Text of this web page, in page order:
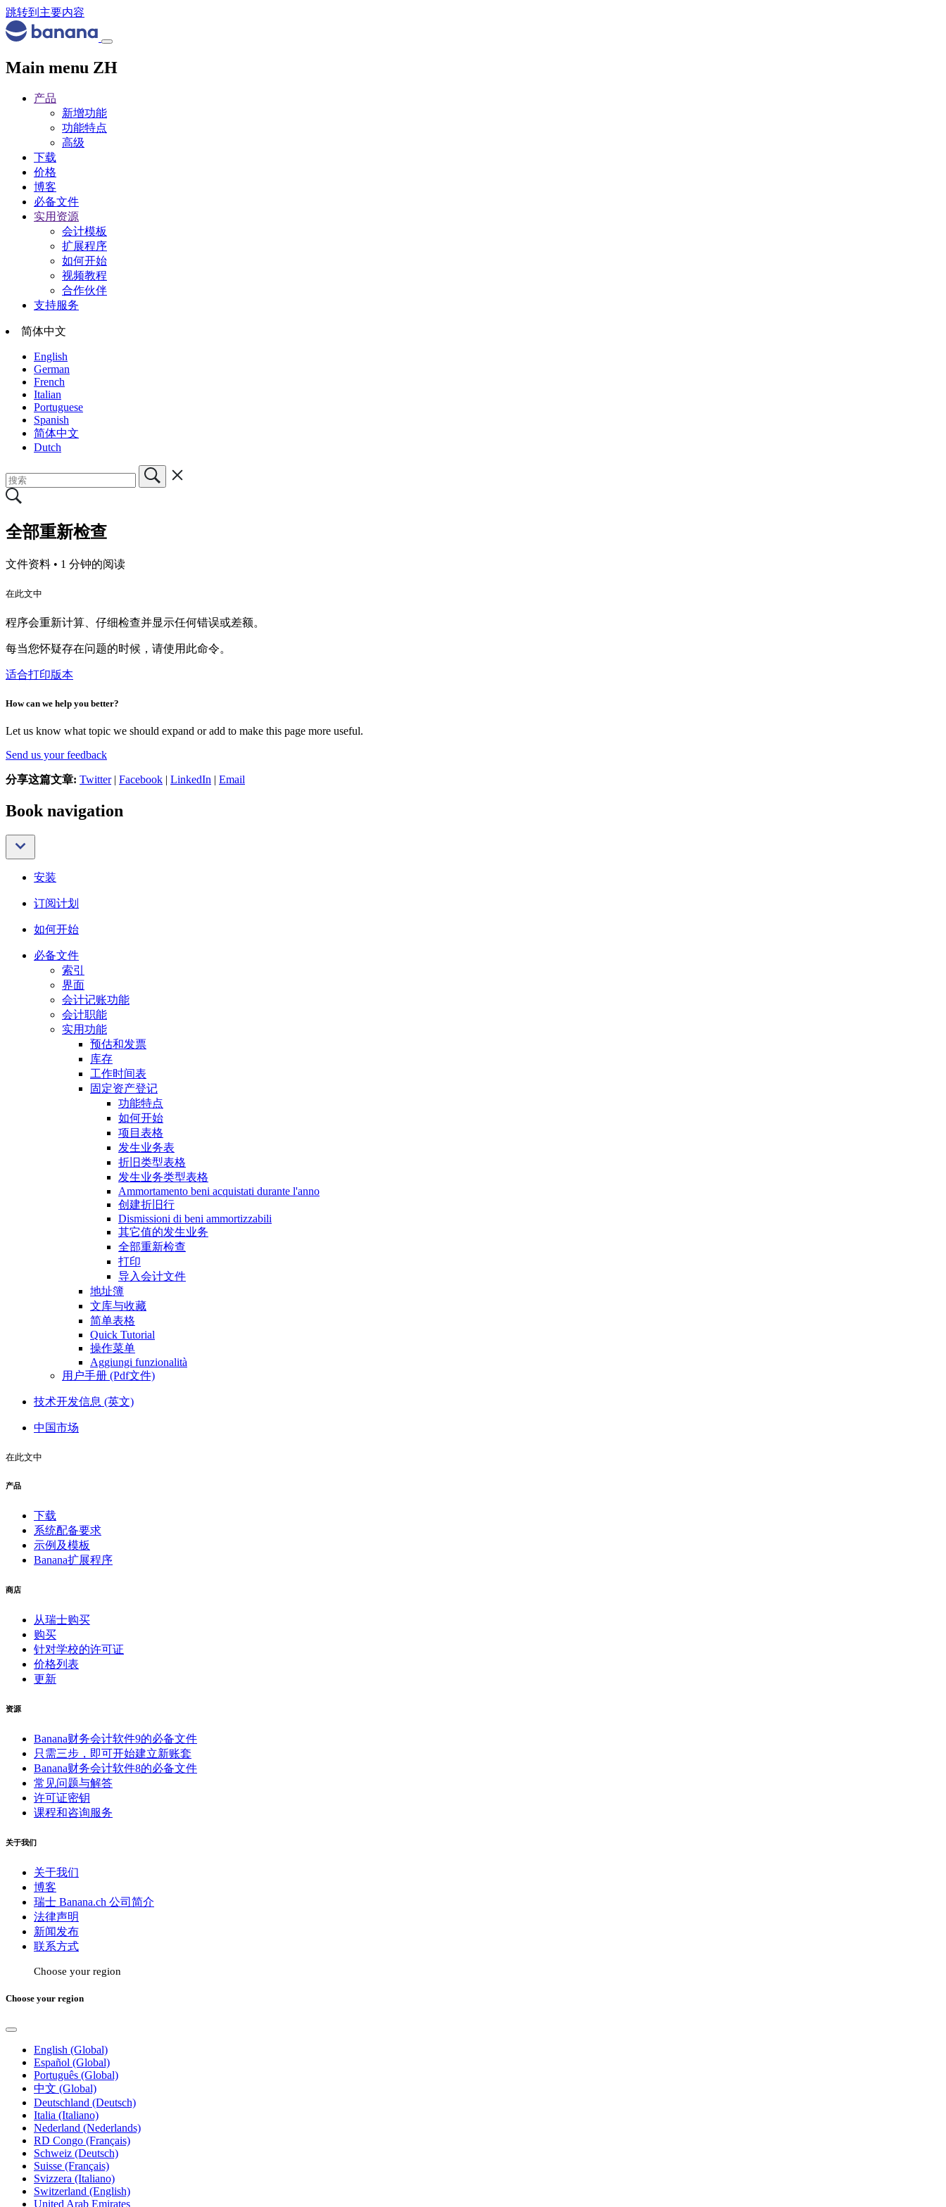
跳转到主要内容
Main menu ZH
产品
新增功能
功能特点
高级
下载
价格
博客
必备文件
实用资源
会计模板
扩展程序
如何开始
视频教程
合作伙伴
支持服务
简体中文
English
German
French
Italian
Portuguese
Spanish
简体中文
Dutch
全部重新检查
文件资料 • 1 分钟的阅读
在此文中
程序会重新计算、仔细检查并显示任何错误或差额。
每当您怀疑存在问题的时候，请使用此命令。
适合打印版本
How can we help you better?
Let us know what topic we should expand or add to make this page more useful.
Send us your feedback
分享这篇文章: Twitter| Facebook | LinkedIn | Email
Book navigation
安装
订阅计划
如何开始
必备文件
索引
界面
会计记账功能
会计职能
实用功能
预估和发票
库存
工作时间表
固定资产登记
功能特点
如何开始
项目表格
发生业务表
折旧类型表格
发生业务类型表格
Ammortamento beni acquistati durante l'anno
创建折旧行
Dismissioni di beni ammortizzabili
其它值的发生业务
全部重新检查
打印
导入会计文件
地址簿
文库与收藏
简单表格
Quick Tutorial
操作菜单
Aggiungi funzionalità
用户手册 (Pdf文件)
技术开发信息 (英文)
中国市场
在此文中
产品
下载
系统配备要求
示例及模板
Banana扩展程序
商店
从瑞士购买
购买
针对学校的许可证
价格列表
更新
资源
Banana财务会计软件9的必备文件
只需三步，即可开始建立新账套
Banana财务会计软件8的必备文件
常见问题与解答
许可证密钥
课程和咨询服务
关于我们
关于我们
博客
瑞士 Banana.ch 公司简介
法律声明
新闻发布
联系方式
Choose your region
Choose your region
English (Global)
Español (Global)
Português (Global)
中文 (Global)
Deutschland (Deutsch)
Italia (Italiano)
Nederland (Nederlands)
RD Congo (Français)
Schweiz (Deutsch)
Suisse (Français)
Svizzera (Italiano)
Switzerland (English)
United Arab Emirates